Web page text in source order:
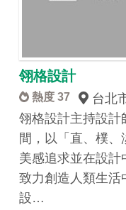
翎格設計
熱度 37
台北
翎格設計主持設計
間，以「直、樸
美感追求並在設計
致力創造人類生活
設…